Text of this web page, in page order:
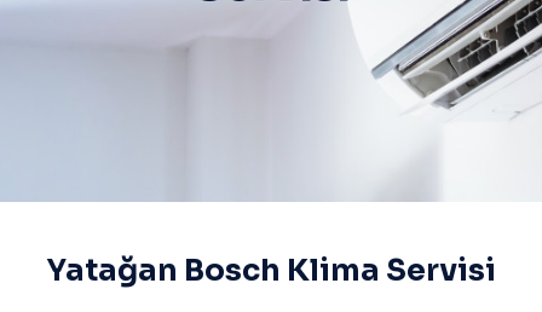
Yatağan Bosch Klima Servisi